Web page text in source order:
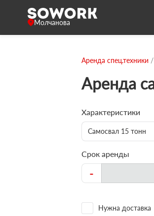
Молчанова
Аренда спец.техники
Аренда
Характеристики
Самосвал 15 тонн
Срок аренды
-
Нужна доставка